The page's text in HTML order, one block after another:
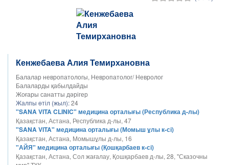
Кенжебаева Алия Темирхановна
Балалар невропатологы, Невропатолог/ Невролог
Балаларды қабылдайды
Жоғары санатты дәрігер
Жалпы өтіл (жыл):24
"SANA VITA CLINIC" медицина орталығы (Республика д-лы)
Қазақстан, Астана, Республика д-лы, 47
"SANA VITA" медицина орталығы (Момыш ұлы к-сі)
Қазақстан, Астана, Момышұлы д-лы, 16
"АЙЯ" медицина орталығы (Қошқарбаев к-сі)
Қазақстан, Астана, Сол жағалау, Қошқарбаев д-лы, 28, "Сказочны